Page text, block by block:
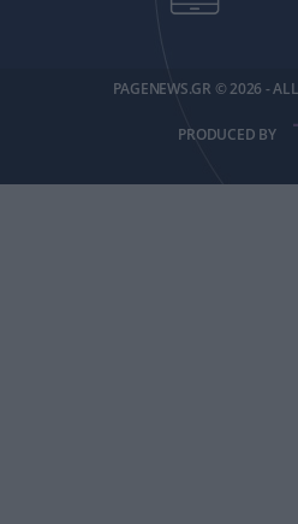
PAGENEWS.GR © 2026 -
PRODUCED BY